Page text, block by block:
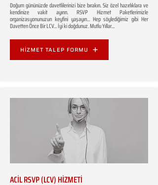
Doğum gününüzde davetlilerinizi bize bırakın. Siz özel hazırlıklara ve
kendinize vakit ayırın. RSVP Hizmet Paketlerimizle
organizasyonunuzun keyfini yaşayın... Hep söylediğimiz gibi Her
Davetten Önce Bir LCV... İyi ki doğdunuz. Mutlu Yıllar...
HİZMET TALEP FORMU
ACİL RSVP (LCV) HİZMETİ